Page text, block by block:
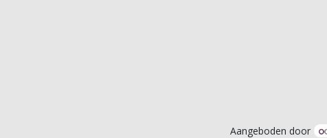
Aangeboden door